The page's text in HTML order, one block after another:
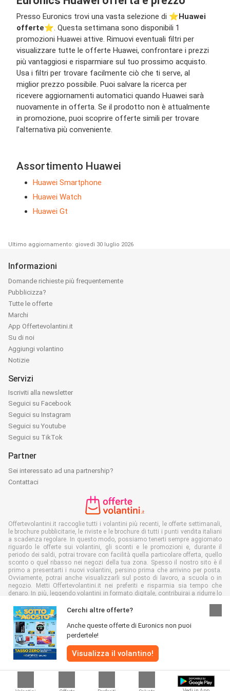
Presso Euronics trovi una vasta selezione di ⭐️Huawei
offerte⭐️. Questa settimana sono disponibili 1
promozioni Huawei attive. Rimuovi eventuali filtri per
visualizzare tutte le offerte Huawei, confrontare i prezzi
più vantaggiosi e risparmiare sul tuo prossimo acquisto.
Usa i filtri per trovare facilmente ciò che ti serve, al
miglior prezzo possibile. Puoi salvare la ricerca per
ricevere aggiornamenti automatici quando Huawei sarà
nuovamente in offerta. Se il prodotto non è attualmente
in promozione, puoi scoprire offerte simili per trovare
l’alternativa più conveniente.
Assortimento Huawei
Huawei Smartphone
Huawei Watch
Huawei Gt
Ultimo aggiornamento: giovedì 30 luglio 2026
Cerchi altre offerte?
Anche queste offerte di Euronics non puoi
perdertele!
Visualizza il volantino!
Informazioni
Domande richieste più frequentemente
Pubblicizza?
Tutte le offerte
Marchi
App Offertevolantini.it
Su di noi
Aggiungi volantino
Notizie
Servizi
Iscriviti alla newsletter
Seguici su Facebook
Seguici su Instagram
Seguici su Youtube
Seguici su TikTok
Partner
Sei interessato ad una partnership?
Contattaci
Offertevolantini.it raccoglie tutti i volantini più recenti, le offerte settimanali,
le brochure pubblicitarie, le riviste e le brochure di tutti i punti vendita italiani
a scadenza regolare. In questo modo, possiamo tenerti sempre aggiornato
riguardo le offerte sui volantini, gli sconti e le promozioni e, durante il
periodo dei saldi, potrai trovare con facilità quella particolare offerta, quello
sconto o quel ribasso nei negozi della tua zona. Spesso il nostro sito è il
primo a presentarti i nuovi volantini, persino prima che arrivino per posta.
Ovviamente, potrai anche visualizzarli sul posto di lavoro, a scuola o in
negozio. Metti Offertevolantini.it nei preferiti e risparmia sia tempo che
denaro. In più, leggendo volantini in formato digitale, contribuirai a ridurre lo
Tutti i diritti riservati © Offertevolantini.it 2026 |Disclaimer
condizioni
|Politiche sulla privacy|Informativa sui cookie